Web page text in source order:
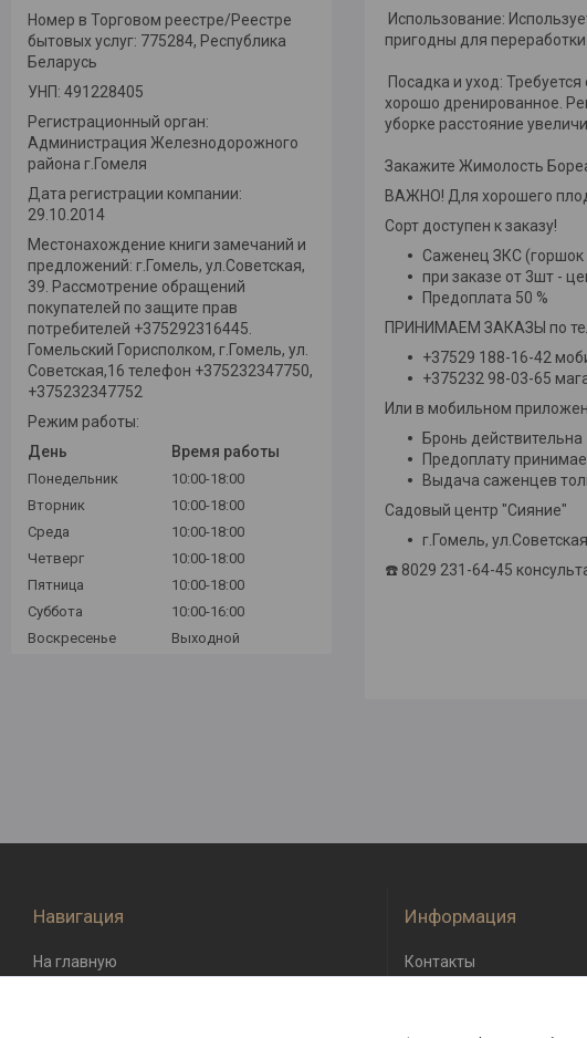
Использование:
пригодны для
Посадка и уход:
хорошо дренированное.
уборке расстояние
Закажите Жимолость
ВАЖНО! Для хорошего
Сорт доступен к заказу!
Саженец ЗКС
при заказе от 3шт -
Предоплата 50 %
ПРИНИМАЕМ ЗАКАЗЫ по
+37529 188-16-42
+375232 98-03-65
Или в мобильном
Бронь действительна
Предоплату
Выдача саженцев
Садовый центр "Сияние"
г.Гомель,
☎️ 8029 231-64-45
Номер в Торговом реестре/Реестре
бытовых услуг: 775284, Республика
Беларусь
УНП: 491228405
Регистрационный орган:
Администрация Железнодорожного
района г.Гомеля
Дата регистрации компании:
29.10.2014
Местонахождение книги замечаний и
предложений: г.Гомель, ул.Советская,
39. Рассмотрение обращений
покупателей по защите прав
потребителей +375292316445.
Гомельский Горисполком, г.Гомель, ул.
Советская,16 телефон +375232347750,
+375232347752
Режим работы:
День
Время работы
Понедельник
10:00-18:00
Вторник
10:00-18:00
Среда
10:00-18:00
Четверг
10:00-18:00
Пятница
10:00-18:00
Суббота
10:00-16:00
Воскресенье
Выходной
Навигация
На главную
Информация
Контакты